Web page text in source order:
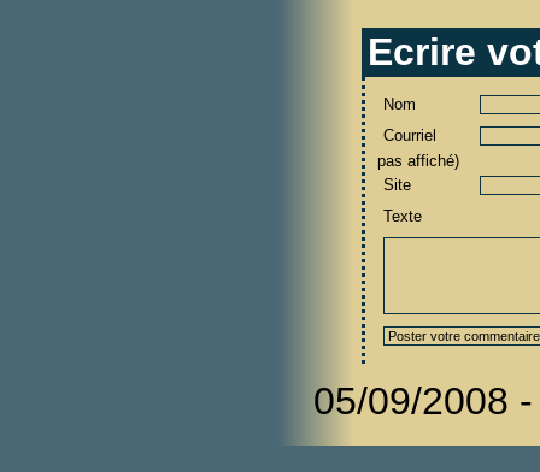
Ecrire
Nom
Courriel
pas affiché)
Site
Texte
05/09/2008